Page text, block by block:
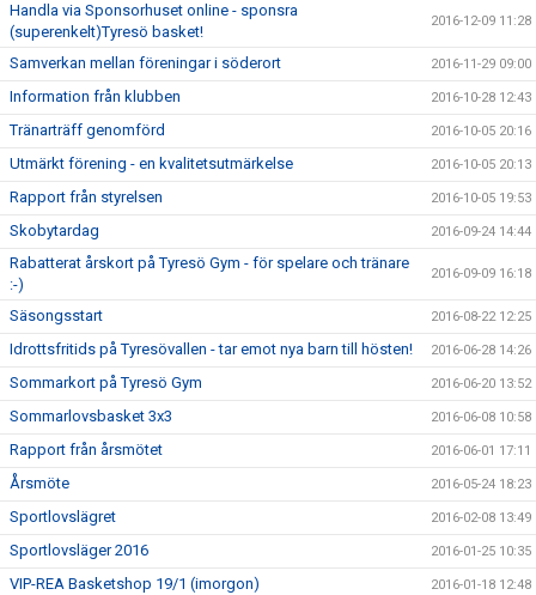
Handla via Sponsorhuset online - sponsra
(superenkelt)Tyresö basket!
2016-12-09 11:28
Samverkan mellan föreningar i söderort 2016-11-29 09:00
Information från klubben 2016-10-28 12:43
Tränarträff genomförd 2016-10-05 20:16
Utmärkt förening - en kvalitetsutmärkelse 2016-10-05 20:13
Rapport från styrelsen 2016-10-05 19:53
Skobytardag 2016-09-24 14:44
Rabatterat årskort på Tyresö Gym - för spelare och tränare
:-)
2016-09-09 16:18
Säsongsstart 2016-08-22 12:25
Idrottsfritids på Tyresövallen - tar emot nya barn till hösten! 2016-06-28 14:26
Sommarkort på Tyresö Gym 2016-06-20 13:52
Sommarlovsbasket 3x3 2016-06-08 10:58
Rapport från årsmötet 2016-06-01 17:11
Årsmöte 2016-05-24 18:23
Sportlovslägret 2016-02-08 13:49
Sportlovsläger 2016 2016-01-25 10:35
VIP-REA Basketshop 19/1 (imorgon) 2016-01-18 12:48